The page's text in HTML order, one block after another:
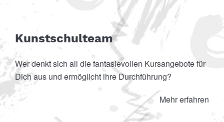
Kunstschulteam
Wer denkt sich all die fantasievollen Kursangebote für
Dich aus und ermöglicht ihre Durchführung?
Mehr erfahren